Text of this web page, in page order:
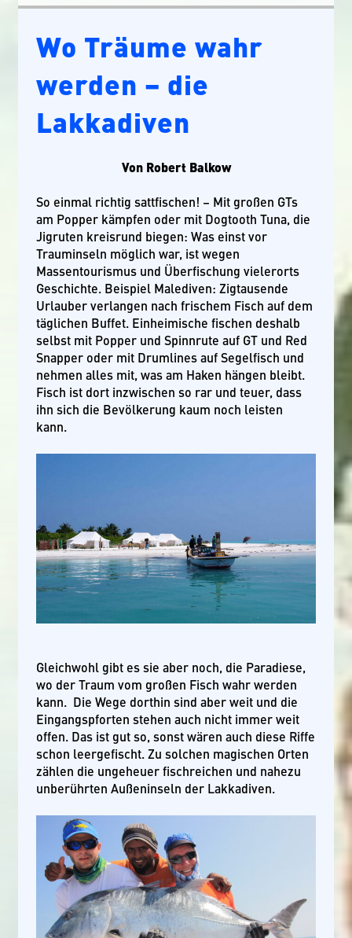
Wo Träume wahr
werden – die
Lakkadiven
Von Robert Balkow
So einmal richtig sattfischen! – Mit großen GTs
am Popper kämpfen oder mit Dogtooth Tuna, die
Jigruten kreisrund biegen: Was einst vor
Trauminseln möglich war, ist wegen
Massentourismus und Überfischung vielerorts
Geschichte. Beispiel Malediven: Zigtausende
Urlauber verlangen nach frischem Fisch auf dem
täglichen Buffet. Einheimische fischen deshalb
selbst mit Popper und Spinnrute auf GT und Red
Snapper oder mit Drumlines auf Segelfisch und
nehmen alles mit, was am Haken hängen bleibt.
Fisch ist dort inzwischen so rar und teuer, dass
ihn sich die Bevölkerung kaum noch leisten
kann.
Gleichwohl gibt es sie aber noch, die Paradiese,
wo der Traum vom großen Fisch wahr werden
kann. Die Wege dorthin sind aber weit und die
Eingangspforten stehen auch nicht immer weit
offen. Das ist gut so, sonst wären auch diese Riffe
schon leergefischt. Zu solchen magischen Orten
zählen die ungeheuer fischreichen und nahezu
unberührten Außeninseln der Lakkadiven.